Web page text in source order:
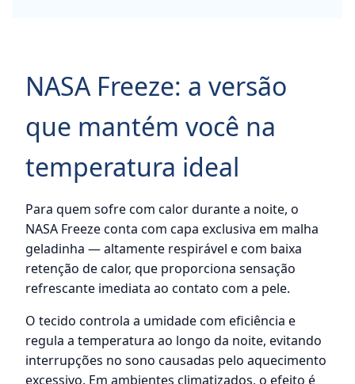
NASA Freeze: a versão
que mantém você na
temperatura ideal
Para quem sofre com calor durante a noite, o
NASA Freeze conta com capa exclusiva em malha
geladinha — altamente respirável e com baixa
retenção de calor, que proporciona sensação
refrescante imediata ao contato com a pele.
O tecido controla a umidade com eficiência e
regula a temperatura ao longo da noite, evitando
interrupções no sono causadas pelo aquecimento
excessivo. Em ambientes climatizados, o efeito é